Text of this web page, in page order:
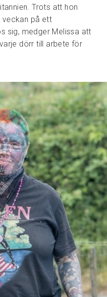
Trots att hon
veckan på ett
sig, medger Melissa att
dörr till arbete för